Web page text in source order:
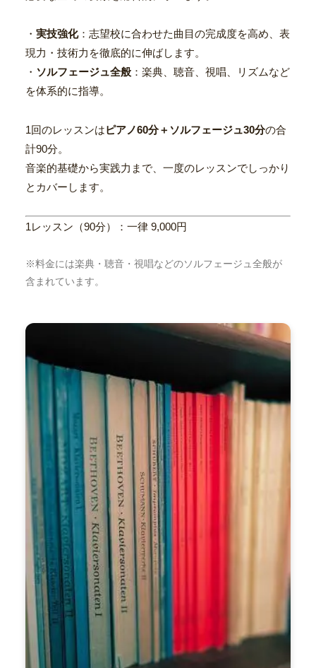
・ 実技強化：志望校に合わせた曲目の完成度を高め、表
現力・技術力を徹底的に伸ばします。
・ ソルフェージュ全般 ：楽典、聴音、視唱、リズムなど
を体系的に指導。
1回のレッスンはピアノ60分＋ソルフェージュ30分の合
計90分。
音楽的基礎から実践力まで、一度のレッスンでしっかり
とカバーします。
1レッスン（90分）：一律 9,000円
※料金には楽典・聴音・視唱などのソルフェージュ全般が
含まれています。